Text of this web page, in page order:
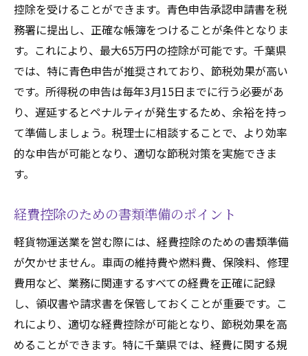
控除を受けることができます。青色申告承認申請書を税
務署に提出し、正確な帳簿をつけることが条件となりま
す。これにより、最大65万円の控除が可能です。千葉県
では、特に青色申告が推奨されており、節税効果が高い
です。所得税の申告は毎年3月15日までに行う必要があ
り、遅延するとペナルティが発生するため、余裕を持っ
て準備しましょう。税理士に相談することで、より効率
的な申告が可能となり、適切な節税対策を実施できま
す。
経費控除のための書類準備のポイント
軽貨物運送業を営む際には、経費控除のための書類準備
が欠かせません。車両の維持費や燃料費、保険料、修理
費用など、業務に関連するすべての経費を正確に記録
し、領収書や請求書を保管しておくことが重要です。こ
れにより、適切な経費控除が可能となり、節税効果を高
めることができます。特に千葉県では、経費に関する規